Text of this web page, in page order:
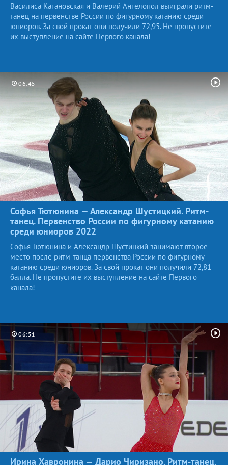
Василиса Кагановская и Валерий Ангелопол выиграли ритм-
танец на первенстве России по фигурному катанию среди
юниоров. За свой прокат они получили 72,95. Не пропустите
их выступление на сайте Первого канала!
06:45
Софья Тютюнина — Александр Шустицкий. Ритм-
танец. Первенство России по фигурному катанию
среди юниоров 2022
Софья Тютюнина и Александр Шустицкий занимают второе
место после ритм-танца первенства России по фигурному
катанию среди юниоров. За свой прокат они получили 72,81
балла. Не пропустите их выступление на сайте Первого
канала!
06:51
Ирина Хавронина — Дарио Чиризано. Ритм-танец.